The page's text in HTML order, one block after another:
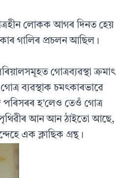
লোকক আগৰ দিনত হেয়
গালিৰ প্ৰচলন আছিল।
গোত্ৰব্যৱস্থা ক্ৰমাৎ
ব্যৱস্থাক চমৎকাৰভাৱে
পৰিসৰৰ হ’লেও তেওঁ গোত্ৰ
পৃথিৱীৰ আন আন ঠাইতো আছে,
এক ক্লাছিক গ্ৰন্থ।